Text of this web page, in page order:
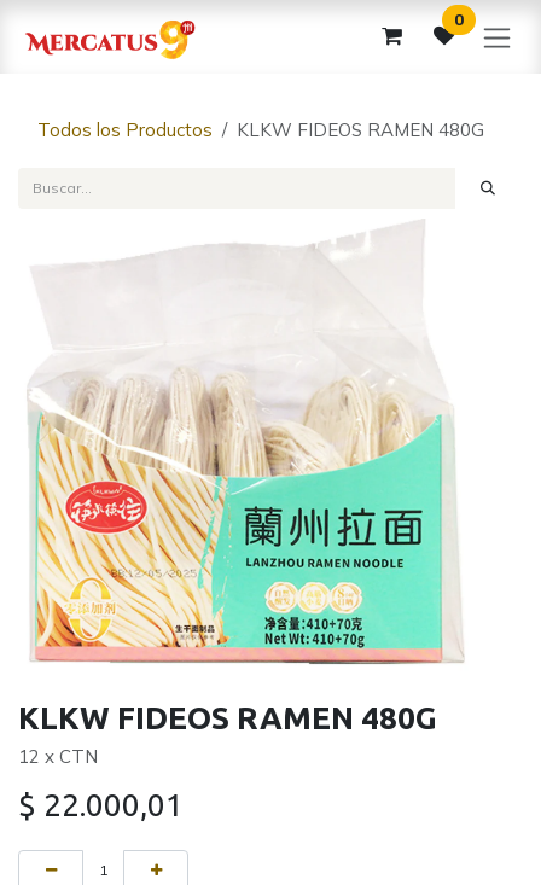
0
Todos los Productos KLKW FIDEOS RAMEN 480G
KLKW FIDEOS RAMEN 480G
12 x CTN
$ 22.000,01